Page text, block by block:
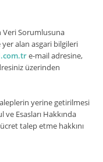
Veri Sorumlusuna
yer alan asgari bilgileri
e-mail adresine,
üzerinden
yerine getirilmesi
Esasları Hakkında
talep etme hakkını